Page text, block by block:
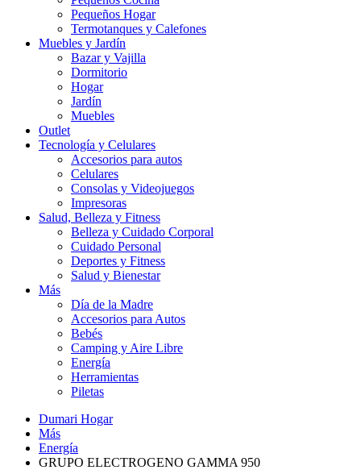
Pequeños Hogar
Termotanques y Calefones
Muebles y Jardín
Bazar y Vajilla
Dormitorio
Hogar
Jardín
Muebles
Outlet
Tecnología y Celulares
Accesorios para autos
Celulares
Consolas y Videojuegos
Impresoras
Salud, Belleza y Fitness
Belleza y Cuidado Corporal
Cuidado Personal
Deportes y Fitness
Salud y Bienestar
Más
Día de la Madre
Accesorios para Autos
Bebés
Camping y Aire Libre
Energía
Herramientas
Piletas
Dumari Hogar
Más
Energía
GRUPO ELECTROGENO GAMMA 950